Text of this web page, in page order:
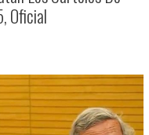
Oficial